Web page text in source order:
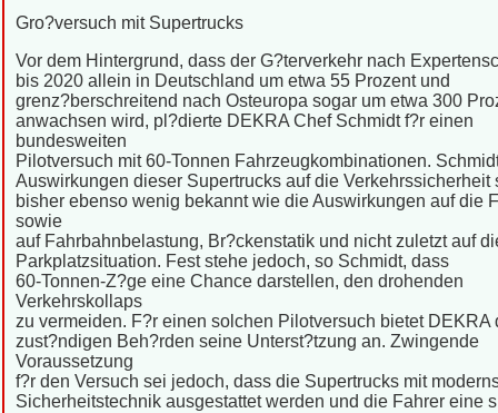
Gro?versuch mit Supertrucks
Vor dem Hintergrund, dass der G?terverkehr nach
bis 2020 allein in Deutschland um etwa 55 Prozent und
grenz?berschreitend nach Osteuropa sogar um etwa 300
anwachsen wird, pl?dierte DEKRA Chef Schmidt f?r einen
bundesweiten
Pilotversuch mit 60-Tonnen Fahrzeugkombinationen.
Auswirkungen dieser Supertrucks auf die Verkehrssicherheit
bisher ebenso wenig bekannt wie die Auswirkungen auf die
sowie
auf Fahrbahnbelastung, Br?ckenstatik und nicht zuletzt auf
Parkplatzsituation. Fest stehe jedoch, so Schmidt, dass
60-Tonnen-Z?ge eine Chance darstellen, den drohenden
Verkehrskollaps
zu vermeiden. F?r einen solchen Pilotversuch bietet DEKRA
zust?ndigen Beh?rden seine Unterst?tzung an. Zwingende
Voraussetzung
f?r den Versuch sei jedoch, dass die Supertrucks mit
Sicherheitstechnik ausgestattet werden und die Fahrer eine